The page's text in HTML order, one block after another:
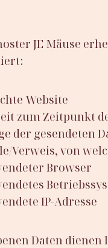
JE Mäuse
Website
zum Zeitpunkt
der gesendeten
Verweis, von
Browser
IP-Adresse
Daten